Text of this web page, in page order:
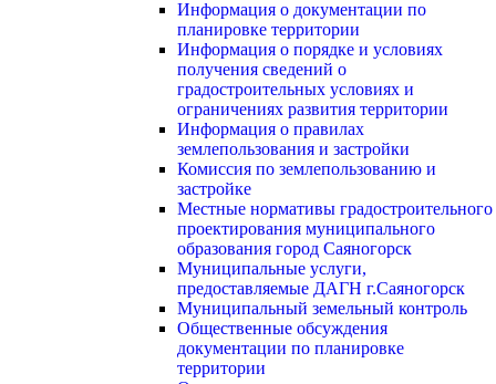
Информация о документации по
планировке территории
Информация о порядке и условиях
получения сведений о
градостроительных условиях и
ограничениях развития территории
Информация о правилах
землепользования и застройки
Комиссия по землепользованию и
застройке
Местные нормативы градостроительного
проектирования муниципального
образования город Саяногорск
Муниципальные услуги,
предоставляемые ДАГН г.Саяногорск
Муниципальный земельный контроль
Общественные обсуждения
документации по планировке
территории